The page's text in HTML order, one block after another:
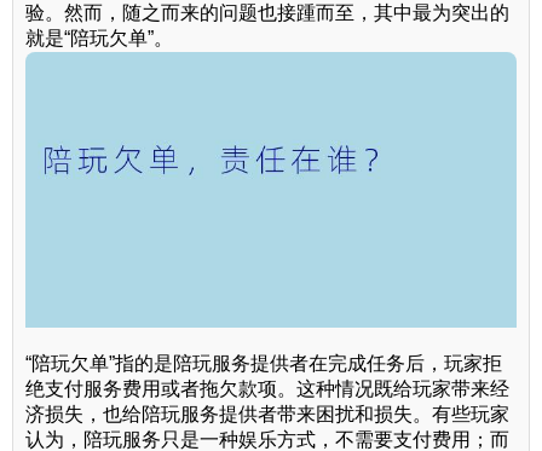
验。然而，随之而来的问题也接踵而至，其中最为突出的
就是“陪玩欠单”。
“陪玩欠单”指的是陪玩服务提供者在完成任务后，玩家拒
绝支付服务费用或者拖欠款项。这种情况既给玩家带来经
济损失，也给陪玩服务提供者带来困扰和损失。有些玩家
认为，陪玩服务只是一种娱乐方式，不需要支付费用；而